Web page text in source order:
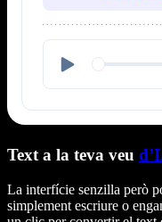
Text a la teva veu
La interfície senzilla però
simplement escriure o